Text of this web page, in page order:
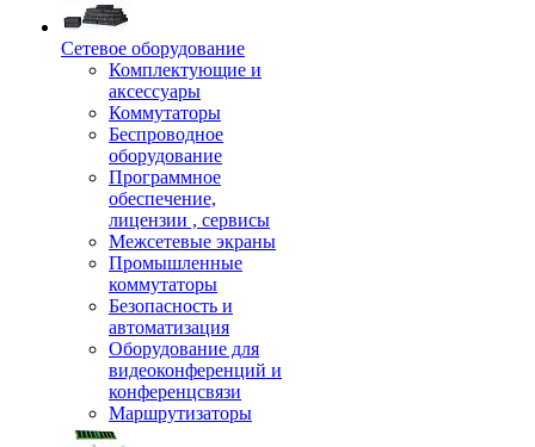
Сетевое оборудование
Комплектующие и
аксессуары
Коммутаторы
Беспроводное
оборудование
Программное
обеспечение,
лицензии , сервисы
Межсетевые экраны
Промышленные
коммутаторы
Безопасность и
автоматизация
Оборудование для
видеоконференций и
конференцсвязи
Маршрутизаторы